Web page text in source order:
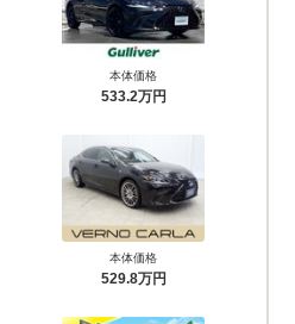
本体価格
533.2万円
本体価格
529.8万円